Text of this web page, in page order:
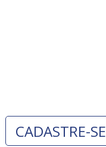
CADASTRE-SE